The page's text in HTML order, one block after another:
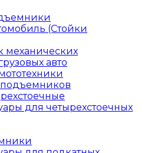
(Стойки
механических
авто
для четырехстоечных